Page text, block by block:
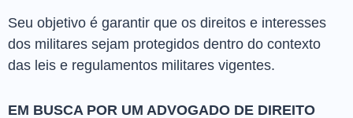
Seu objetivo é garantir que os direitos e interesses
dos militares sejam protegidos dentro do contexto
das leis e regulamentos militares vigentes.
EM BUSCA POR UM ADVOGADO DE DIREITO